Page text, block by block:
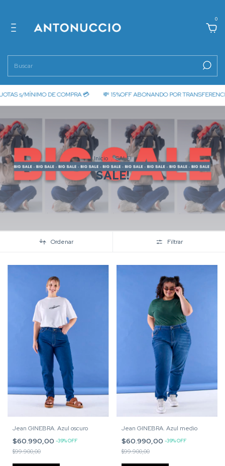
0
MÍNIMO DE COMPRA 💳 💸 15%OFF ABONANDO POR TRANSFERENCIA 💸
Inicio . SALE!
SALE!
Ordenar Filtrar
Jean GINEBRA. Azul oscuro
$60.990,00 -39%OFF
$99.900,00
Jean GINEBRA. Azul medio
$60.990,00 -39%OFF
$99.900,00